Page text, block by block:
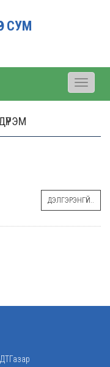
СУМ
Toggle
ДЭЛГЭРЭНГҮЙ..